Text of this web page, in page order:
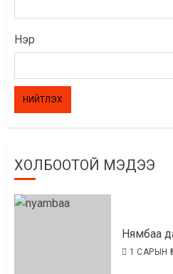
Нэр
ХОЛБООТОЙ МЭДЭЭ
Нямбаа
1 САРЫН